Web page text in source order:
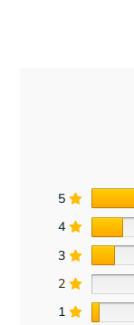
5
4
3
2
1